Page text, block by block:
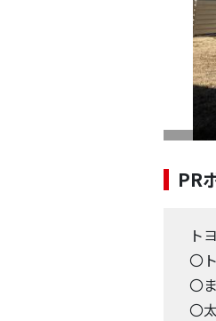
PR
ト
〇
〇
〇